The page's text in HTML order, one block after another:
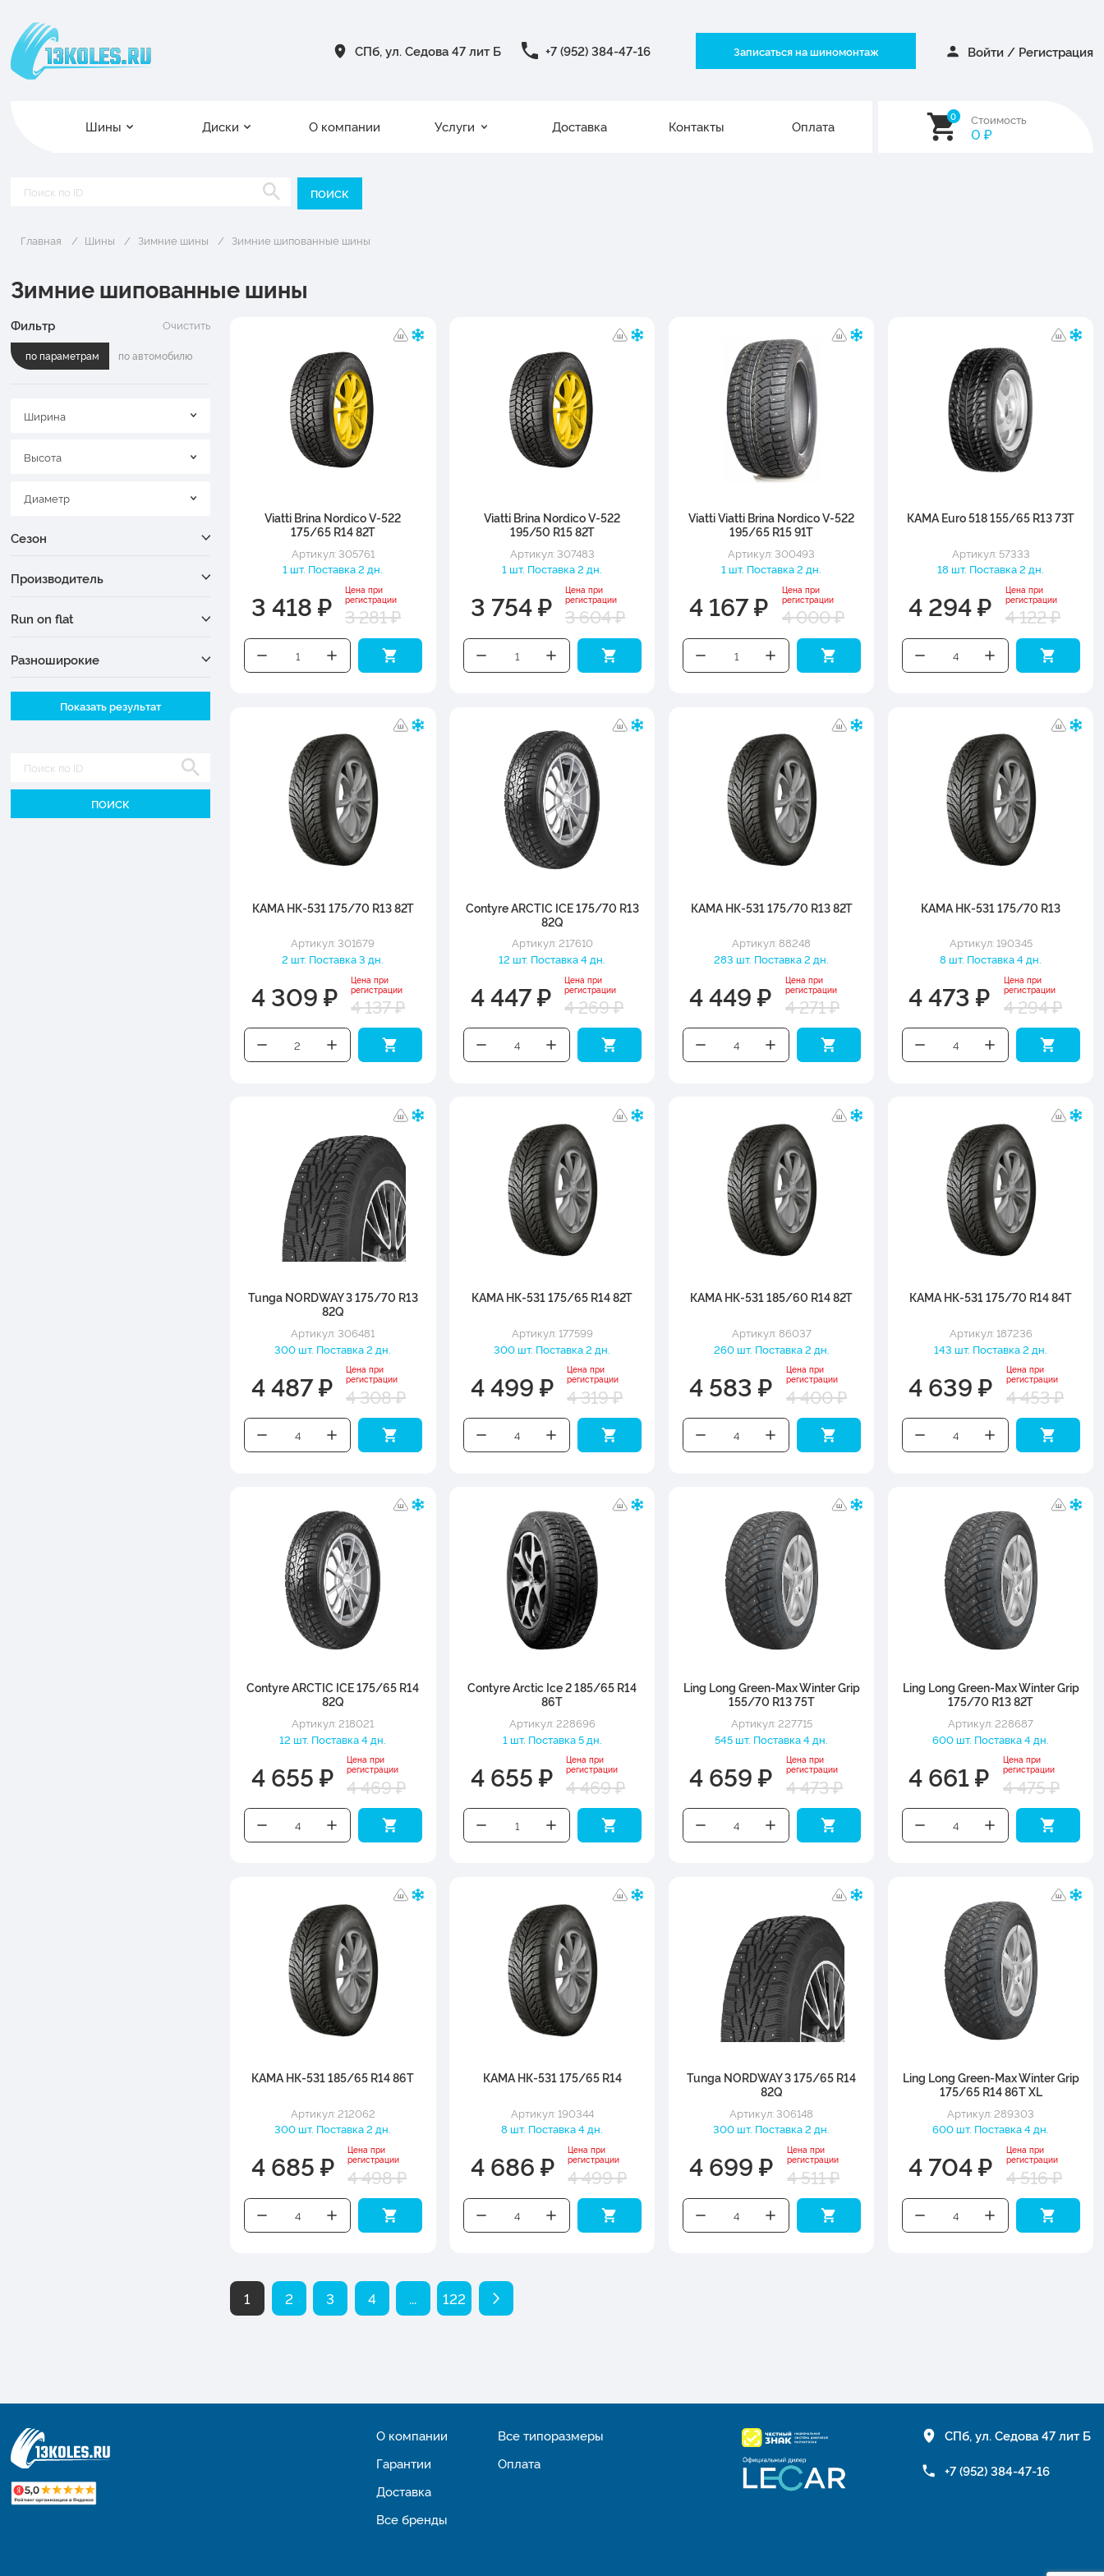
СПб, ул. Седова 47 лит Б +7 (952) 384-47-16 Записаться на шиномонтаж Войти / Регистрация
Шины Диски О компании Услуги Доставка Контакты Оплата
0 Стоимость
0 ₽
Главная Шины Зимние шины Зимние шипованные шины
Зимние шипованные шины
Фильтр Очистить
по параметрам по автомобилю
Ширина
Высота
Диаметр
Сезон
Производитель
Run on flat
Разноширокие
Ширина
Диаметр
Показать результат
Viatti Brina Nordico V-522
175/65 R14 82T
Артикул: 305761
1 шт. Поставка 2 дн.
3 418 ₽
Цена при
регистрации
3 281 ₽
Viatti Brina Nordico V-522
195/50 R15 82T
Артикул: 307483
1 шт. Поставка 2 дн.
3 754 ₽
Цена при
регистрации
3 604 ₽
Viatti Viatti Brina Nordico V-522
195/65 R15 91T
Артикул: 300493
1 шт. Поставка 2 дн.
4 167 ₽
Цена при
регистрации
4 000 ₽
КАМА Euro 518 155/65 R13 73T
Артикул: 57333
18 шт. Поставка 2 дн.
4 294 ₽
Цена при
регистрации
4 122 ₽
КАМА НК-531 175/70 R13 82T
Артикул: 301679
2 шт. Поставка 3 дн.
4 309 ₽
Цена при
регистрации
4 137 ₽
Contyre ARCTIC ICE 175/70 R13
82Q
Артикул: 217610
12 шт. Поставка 4 дн.
4 447 ₽
Цена при
регистрации
4 269 ₽
КАМА НК-531 175/70 R13 82T
Артикул: 88248
283 шт. Поставка 2 дн.
4 449 ₽
Цена при
регистрации
4 271 ₽
КАМА НК-531 175/70 R13
Артикул: 190345
8 шт. Поставка 4 дн.
4 473 ₽
Цена при
регистрации
4 294 ₽
Tunga NORDWAY 3 175/70 R13
82Q
Артикул: 306481
300 шт. Поставка 2 дн.
4 487 ₽
Цена при
регистрации
4 308 ₽
КАМА НК-531 175/65 R14 82T
Артикул: 177599
300 шт. Поставка 2 дн.
4 499 ₽
Цена при
регистрации
4 319 ₽
КАМА НК-531 185/60 R14 82T
Артикул: 86037
260 шт. Поставка 2 дн.
4 583 ₽
Цена при
регистрации
4 400 ₽
КАМА НК-531 175/70 R14 84T
Артикул: 187236
143 шт. Поставка 2 дн.
4 639 ₽
Цена при
регистрации
4 453 ₽
Contyre ARCTIC ICE 175/65 R14
82Q
Артикул: 218021
12 шт. Поставка 4 дн.
4 655 ₽
Цена при
регистрации
4 469 ₽
Contyre Arctic Ice 2 185/65 R14
86T
Артикул: 228696
1 шт. Поставка 5 дн.
4 655 ₽
Цена при
регистрации
4 469 ₽
Ling Long Green-Max Winter Grip
155/70 R13 75T
Артикул: 227715
545 шт. Поставка 4 дн.
4 659 ₽
Цена при
регистрации
4 473 ₽
Ling Long Green-Max Winter Grip
175/70 R13 82T
Артикул: 228687
600 шт. Поставка 4 дн.
4 661 ₽
Цена при
регистрации
4 475 ₽
КАМА НК-531 185/65 R14 86T
Артикул: 212062
300 шт. Поставка 2 дн.
4 685 ₽
Цена при
регистрации
4 498 ₽
КАМА НК-531 175/65 R14
Артикул: 190344
8 шт. Поставка 4 дн.
4 686 ₽
Цена при
регистрации
4 499 ₽
Tunga NORDWAY 3 175/65 R14
82Q
Артикул: 306148
300 шт. Поставка 2 дн.
4 699 ₽
Цена при
регистрации
4 511 ₽
Ling Long Green-Max Winter Grip
175/65 R14 86T XL
Артикул: 289303
600 шт. Поставка 4 дн.
4 704 ₽
Цена при
регистрации
4 516 ₽
1 2 3 4 ... 122
О компании
Гарантии
Доставка
Все бренды
Все типоразмеры
Оплата
СПб, ул. Седова 47 лит Б
+7 (952) 384-47-16